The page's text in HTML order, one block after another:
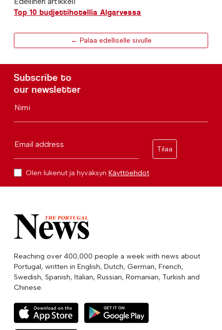
Top 10 budjettihotellia Algarvessa
← Palaa edelliselle sivulle
Subscribe to
our newsletter
Nimi
Email address
Tilaa
Olen lukenut ja hyväksyn Käyttöehdot
Reaching over 400,000 people a week with news about
Portugal, written in English, Dutch, German, French,
Swedish, Spanish, Italian, Russian, Romanian, Turkish and
Chinese.